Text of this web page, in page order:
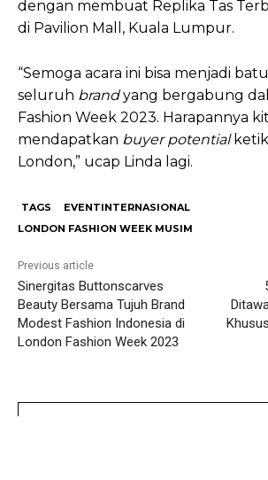
dengan membuat Replika Tas
di Pavilion Mall, Kuala Lumpur.
“Semoga acara ini bisa menjadi
seluruh brandyang bergabung
Fashion Week 2023. Harapannya
mendapatkan buyer potential
London,” ucap Linda lagi.
TAGS
EVENTINTERNASIONAL
LONDON FASHION WEEK MUSIM
Previous article
Sinergitas Buttonscarves
Beauty Bersama Tujuh Brand
Modest Fashion Indonesia di
London Fashion Week 2023